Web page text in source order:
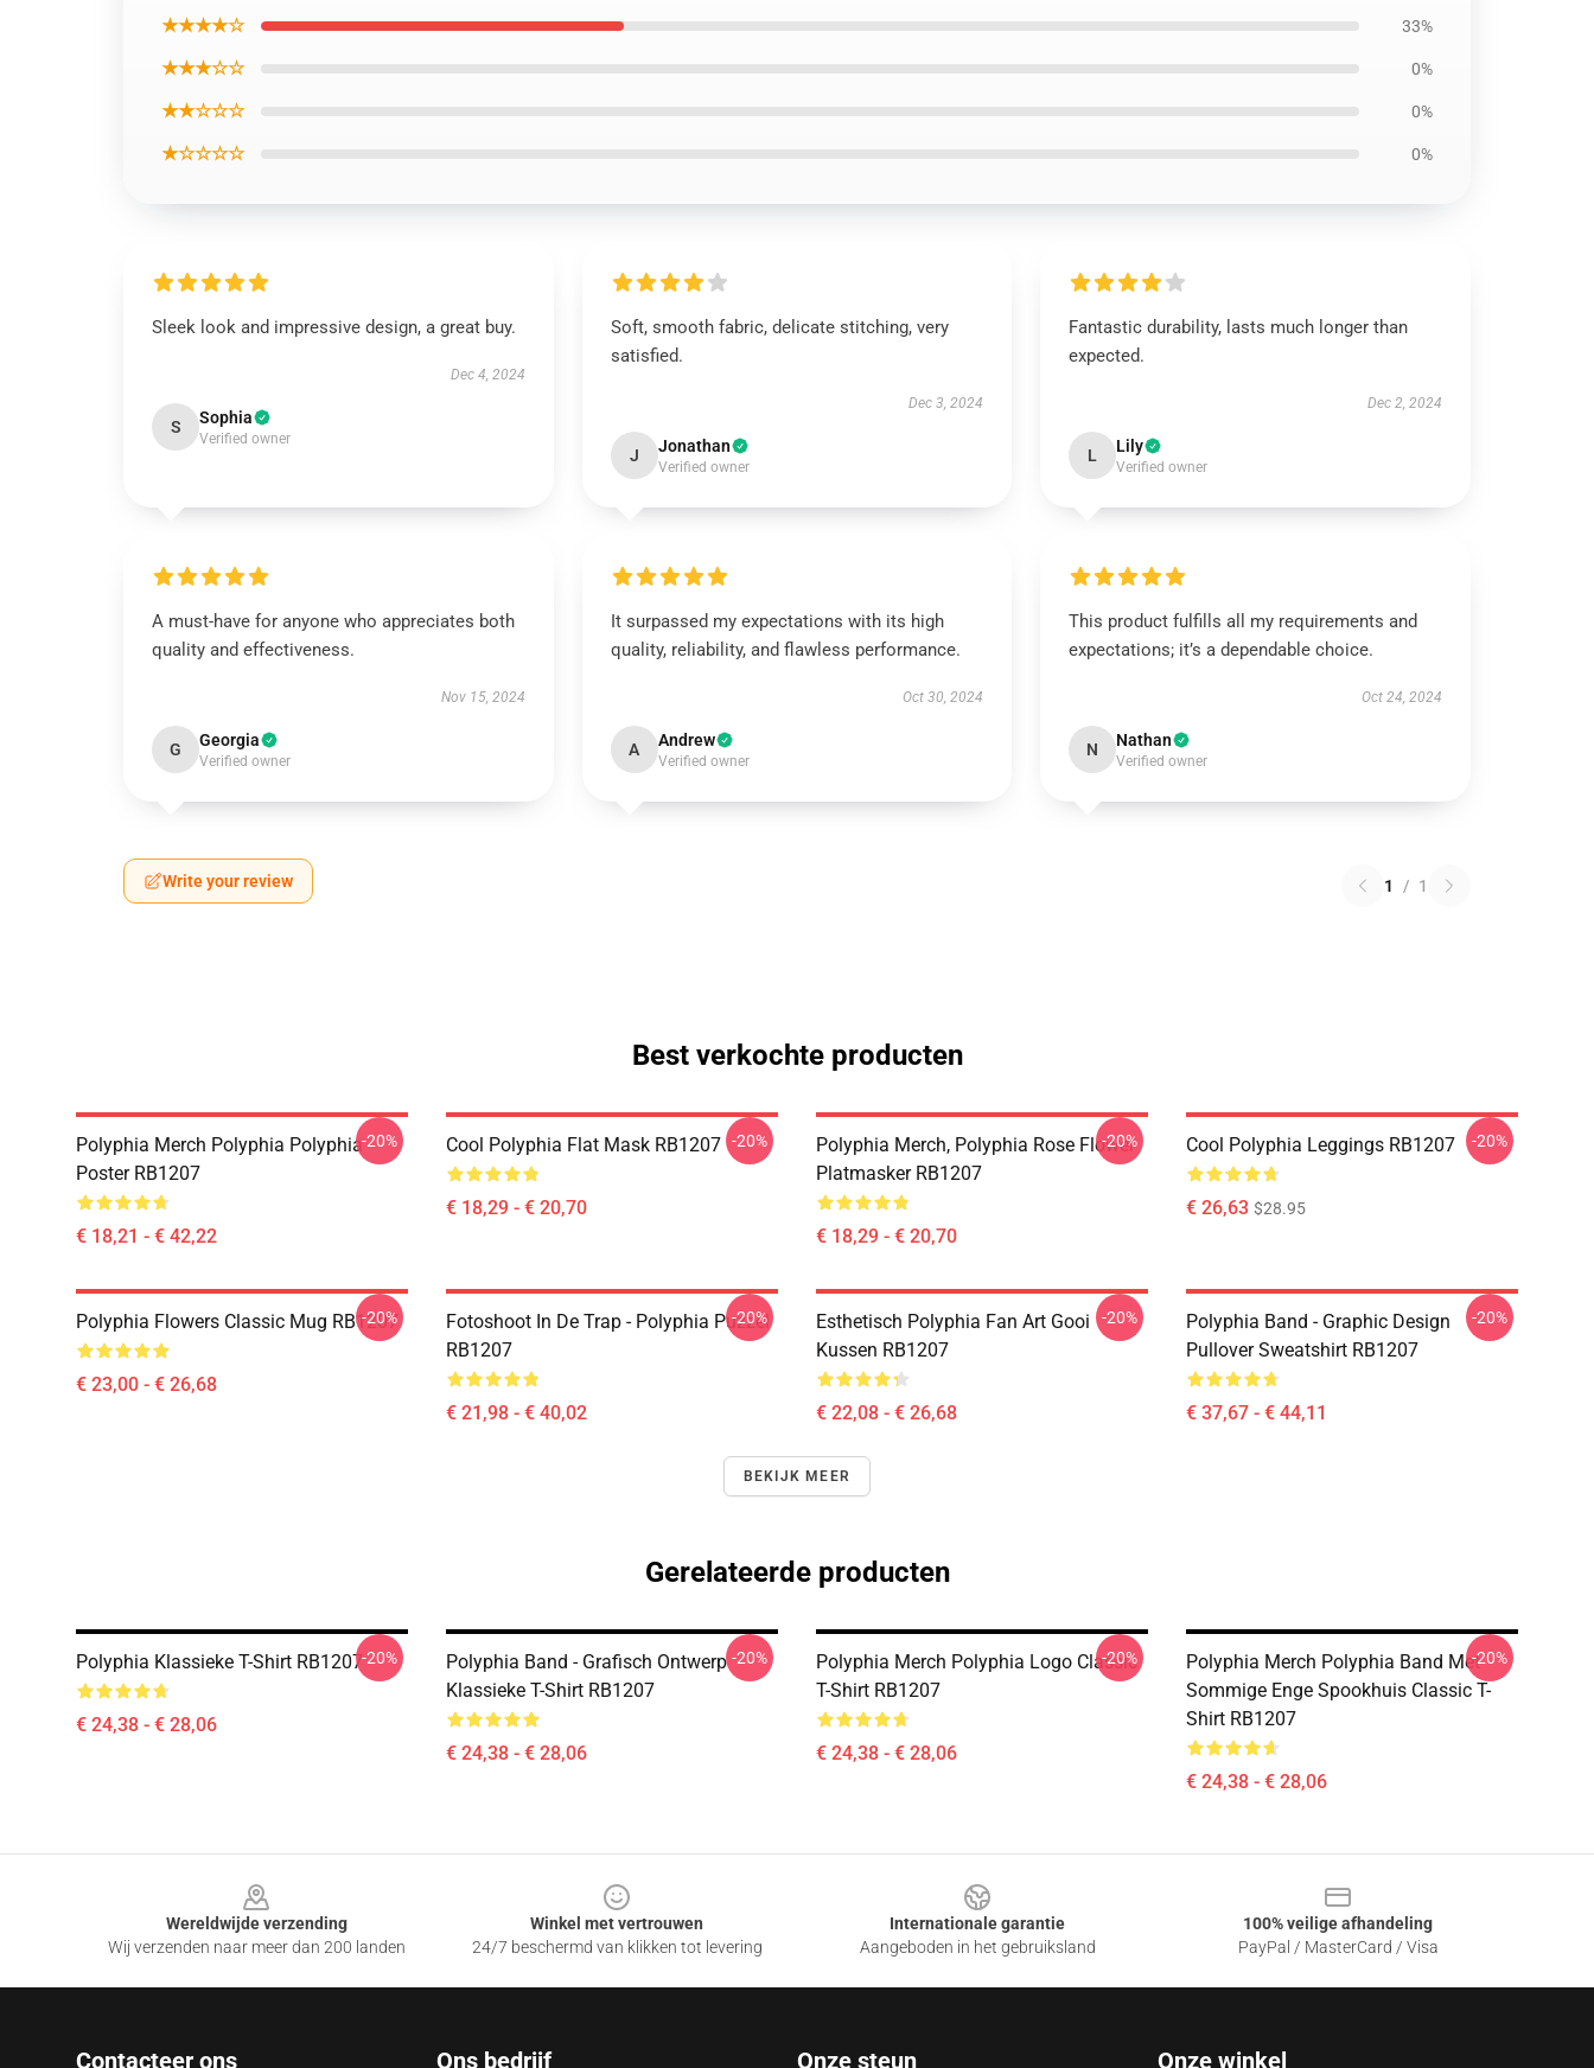
★★★★☆ 33%
★★★☆☆ 0%
★★☆☆☆ 0%
★☆☆☆☆ 0%
Sleek look and impressive design, a great buy.
Dec 4, 2024
S Sophia
Verified owner
Soft, smooth fabric, delicate stitching, very
satisfied.
Dec 3, 2024
J Jonathan
Verified owner
Fantastic durability, lasts much longer than
expected.
Dec 2, 2024
L Lily
Verified owner
A must-have for anyone who appreciates both
quality and effectiveness.
Nov 15, 2024
G Georgia
Verified owner
It surpassed my expectations with its high
quality, reliability, and flawless performance.
Oct 30, 2024
A Andrew
Verified owner
This product fulfills all my requirements and
expectations; it’s a dependable choice.
Oct 24, 2024
N Nathan
Verified owner
Write your review 1 / 1
Best verkochte producten
Polyphia Merch Polyphia Polyphia
Poster RB1207
€ 18,21 - € 42,22
-20% Cool Polyphia Flat Mask RB1207
€ 18,29 - € 20,70
-20%
Polyphia Merch, Polyphia Rose Flower
Platmasker RB1207
€ 18,29 - € 20,70
-20% Cool Polyphia Leggings RB1207
€ 26,63 $28.95
-20%
Polyphia Flowers Classic Mug RB1207
€ 23,00 - € 26,68
-20%
Fotoshoot In De Trap - Polyphia Puzzel
RB1207
€ 21,98 - € 40,02
-20%
Esthetisch Polyphia Fan Art Gooi
Kussen RB1207
€ 22,08 - € 26,68
-20%
Polyphia Band - Graphic Design
Pullover Sweatshirt RB1207
€ 37,67 - € 44,11
-20%
BEKIJK MEER
Gerelateerde producten
Polyphia Klassieke T-Shirt RB1207
€ 24,38 - € 28,06
-20%
Polyphia Band - Grafisch Ontwerp
Klassieke T-Shirt RB1207
€ 24,38 - € 28,06
-20%
Polyphia Merch Polyphia Logo Classic
T-Shirt RB1207
€ 24,38 - € 28,06
-20%
Polyphia Merch Polyphia Band Met
Sommige Enge Spookhuis Classic T-
Shirt RB1207
€ 24,38 - € 28,06
-20%
Wereldwijde verzending
Wij verzenden naar meer dan 200 landen
Winkel met vertrouwen
24/7 beschermd van klikken tot levering
Internationale garantie
Aangeboden in het gebruiksland
100% veilige afhandeling
PayPal / MasterCard / Visa
Contacteer ons Ons bedrijf Onze steun Onze winkel